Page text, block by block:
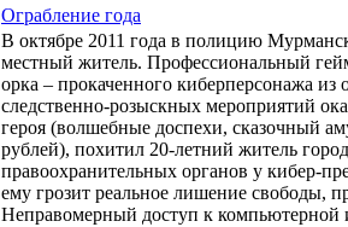
Ограбление года
В октябре 2011 года в полицию
местный житель. Профессиональный
орка – прокаченного киберперсонажа из
следственно-розыскных мероприятий
героя (волшебные доспехи, сказочный
рублей), похитил 20-летний житель
правоохранительных органов у кибер-
ему грозит реальное лишение свободы,
Неправомерный доступ к